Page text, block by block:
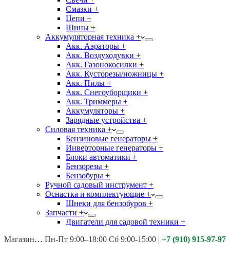
Смазки +
Цепи +
Шины +
Аккумуляторная техника +
Акк. Аэраторы +
Акк. Воздуходувки +
Акк. Газонокосилки +
Акк. Кусторезы/ножницы +
Акк. Пилы +
Акк. Снегоуборщики +
Акк. Триммеры +
Аккумуляторы +
Зарядные устройства +
Силовая техника +
Бензиновые генераторы +
Инверторные генераторы +
Блоки автоматики +
Бензорезы +
Бензобуры +
Ручной садовый инструмент +
Оснастка и комплектующие +
Шнеки для бензобуров +
Запчасти +
Двигатели для садовой техники +
Магазины: Калуга ул. Московская д.113
Пн-Пт 9:00–18:00 Сб 9:00-15:00 | +7 (910) 915-97-97